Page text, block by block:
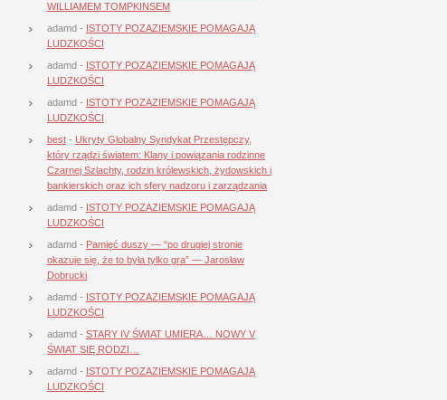
WILLIAMEM TOMPKINSEM
adamd - ISTOTY POZAZIEMSKIE POMAGAJĄ
LUDZKOŚCI
adamd - ISTOTY POZAZIEMSKIE POMAGAJĄ
LUDZKOŚCI
adamd - ISTOTY POZAZIEMSKIE POMAGAJĄ
LUDZKOŚCI
best - Ukryty Globalny Syndykat Przestępczy,
który rządzi światem: Klany i powiązania rodzinne
Czarnej Szlachty, rodzin królewskich, żydowskich i
bankierskich oraz ich sfery nadzoru i zarządzania
adamd - ISTOTY POZAZIEMSKIE POMAGAJĄ
LUDZKOŚCI
adamd - Pamięć duszy — “po drugiej stronie
okazuje się, że to była tylko gra” — Jarosław
Dobrucki
adamd - ISTOTY POZAZIEMSKIE POMAGAJĄ
LUDZKOŚCI
adamd - STARY IV ŚWIAT UMIERA… NOWY V
ŚWIAT SIĘ RODZI…
adamd - ISTOTY POZAZIEMSKIE POMAGAJĄ
LUDZKOŚCI